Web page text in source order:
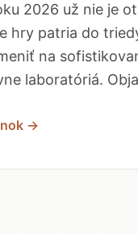
2026 už nie je
hry patria do
na
laboratóriá.
→